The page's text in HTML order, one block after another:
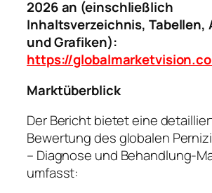
2026 an (einschließlich
Inhaltsverzeichnis, Tabellen,
und Grafiken):
https://
Marktüberblick
Der Bericht bietet eine
Bewertung des globalen
– Diagnose und Behandlung-
umfasst: